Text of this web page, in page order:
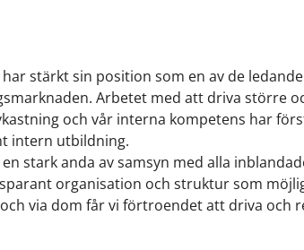
stärkt sin position som en av de
Arbetet med att driva större
och vår interna kompetens har
intern utbildning.
stark anda av samsyn med alla
organisation och struktur som
via dom får vi förtroendet att driva och